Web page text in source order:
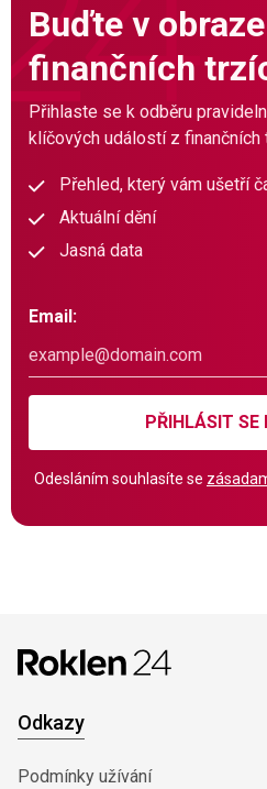
Buďte v
finančních
Přihlaste se k odběru
klíčových událostí z finančních
Přehled, který vám ušetří
Aktuální dění
Jasná data
Email:
PŘIHLÁSIT SE
Odesláním souhlasíte se
Odkazy
Podmínky užívání